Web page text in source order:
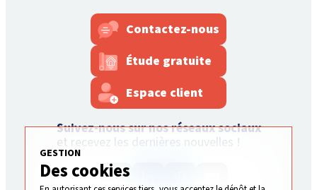
Suivez-nous sur nos réseaux sociaux
et recevez les dernières nouvelles !
Contactez-nous
Étude gratuite
Espace client
GESTION
Des cookies